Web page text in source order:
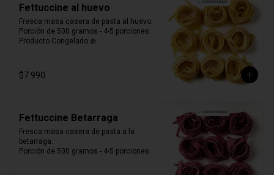
Fettuccine al huevo
Fresca masa casera de pasta al huevo.
Porción de 500 gramos - 4-5 porciones.
Producto Congelado ❄️
$7.990
Fettuccine Betarraga
Fresca masa casera de pasta a la
betarraga.
Porción de 500 gramos - 4-5 porciones.